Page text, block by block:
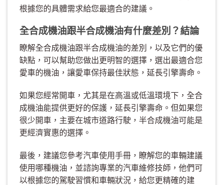
根據您的具體需求給您最適合的建議。
全合成機油跟半合成機油有什麼差別？結論
瞭解全合成機油跟半合成機油的差別，以及它們的優
缺點，可以幫助您做出更明智的選擇，選出最適合您
愛車的機油，讓愛車保持最佳狀態，延長引擎壽命。
如果您經常開車，尤其是在高溫或低溫環境下，全合
成機油能提供更好的保護，延長引擎壽命。但如果您
很少開車，主要在城市道路行駛，半合成機油可能是
更經濟實惠的選擇。
最後，建議您參考汽車使用手冊，瞭解您的車輛建議
使用哪種機油，並諮詢專業的汽車維修技師，他們可
以根據您的駕駛習慣和車輛狀況，給您更精確的建